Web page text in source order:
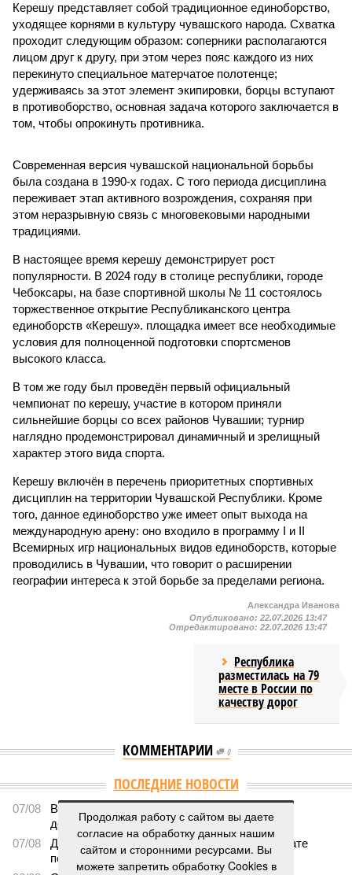
Керешу представляет собой традиционное единоборство,
уходящее корнями в культуру чувашского народа. Схватка
проходит следующим образом: соперники располагаются
лицом друг к другу, при этом через пояс каждого из них
перекинуто специальное матерчатое полотенце;
удерживаясь за этот элемент экипировки, борцы вступают
в противоборство, основная задача которого заключается в
том, чтобы опрокинуть противника.
Современная версия чувашской национальной борьбы
была создана в 1990-х годах. С того периода дисциплина
переживает этап активного возрождения, сохраняя при
этом неразрывную связь с многовековыми народными
традициями.
В настоящее время керешу демонстрирует рост
популярности. В 2024 году в столице республики, городе
Чебоксары, на базе спортивной школы № 11 состоялось
торжественное открытие Республиканского центра
единоборств «Керешу». площадка имеет все необходимые
условия для полноценной подготовки спортсменов
высокого класса.
В том же году был проведён первый официальный
чемпионат по керешу, участие в котором приняли
сильнейшие борцы со всех районов Чувашии; турнир
наглядно продемонстрировал динамичный и зрелищный
характер этого вида спорта.
Керешу включён в перечень приоритетных спортивных
дисциплин на территории Чувашской Республики. Кроме
того, данное единоборство уже имеет опыт выхода на
международную арену: оно входило в программу I и II
Всемирных игр национальных видов единоборств, которые
проводились в Чувашии, что говорит о расширении
географии интереса к этой борьбе за пределами региона.
Александра Иванова
Опубликовано: 22.07.2026 13:47
Отредактировано: 22.07.2026 13:47
Республика
разместилась на 79
месте в России по
качеству дорог
КОММЕНТАРИИ 0
ПОСЛЕДНИЕ НОВОСТИ
07/08
В Чебоксарах в ближайшие годы не будут
достраивать спуск к заливу
07/08
Два предприятия выплатили долги по зарплате
после вмешательства прокуратуры
Продолжая работу с сайтом вы даете
согласие на обработку данных нашим
сайтом и сторонними ресурсами. Вы
можете запретить обработку Cookies в